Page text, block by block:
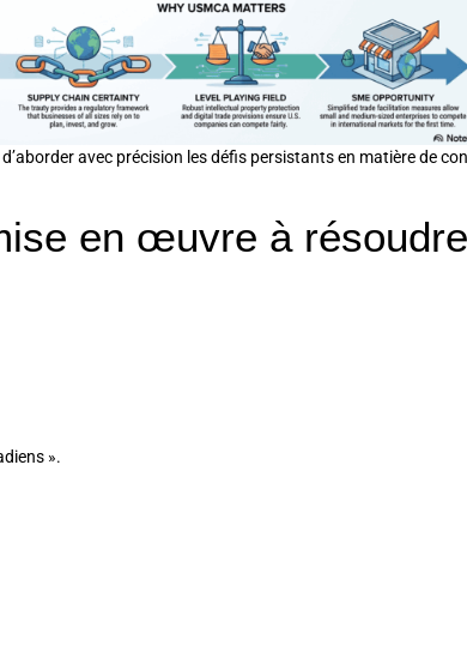
avec précision les défis persistants en matière de
en œuvre à
».